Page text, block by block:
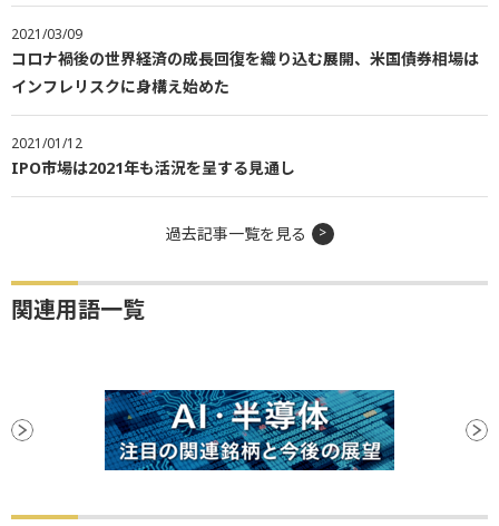
2021/03/09
コロナ禍後の世界経済の成長回復を織り込む展開、米国債券相場は
インフレリスクに身構え始めた
2021/01/12
IPO市場は2021年も活況を呈する見通し
過去記事一覧を見る
関連用語一覧